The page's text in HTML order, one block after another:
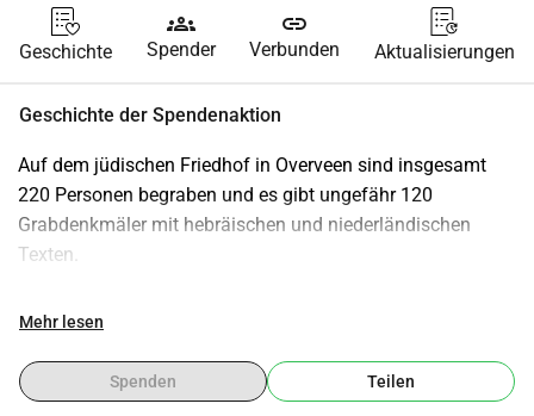
Geschichte
groups
Spender
link
Verbunden Aktualisierungen
Geschichte der Spendenaktion
Auf dem jüdischen Friedhof in Overveen sind insgesamt
220 Personen begraben und es gibt ungefähr 120
Grabdenkmäler mit hebräischen und niederländischen
Texten.
Restaurierungsplan 2020-2021 (Teil 1)
Grabdenkmälern von (kultur-) historischer Bedeutung zu
restaurieren. Es handelt sich um insgesamt 45 Exemplare,
Mehr lesen
Spenden Teilen